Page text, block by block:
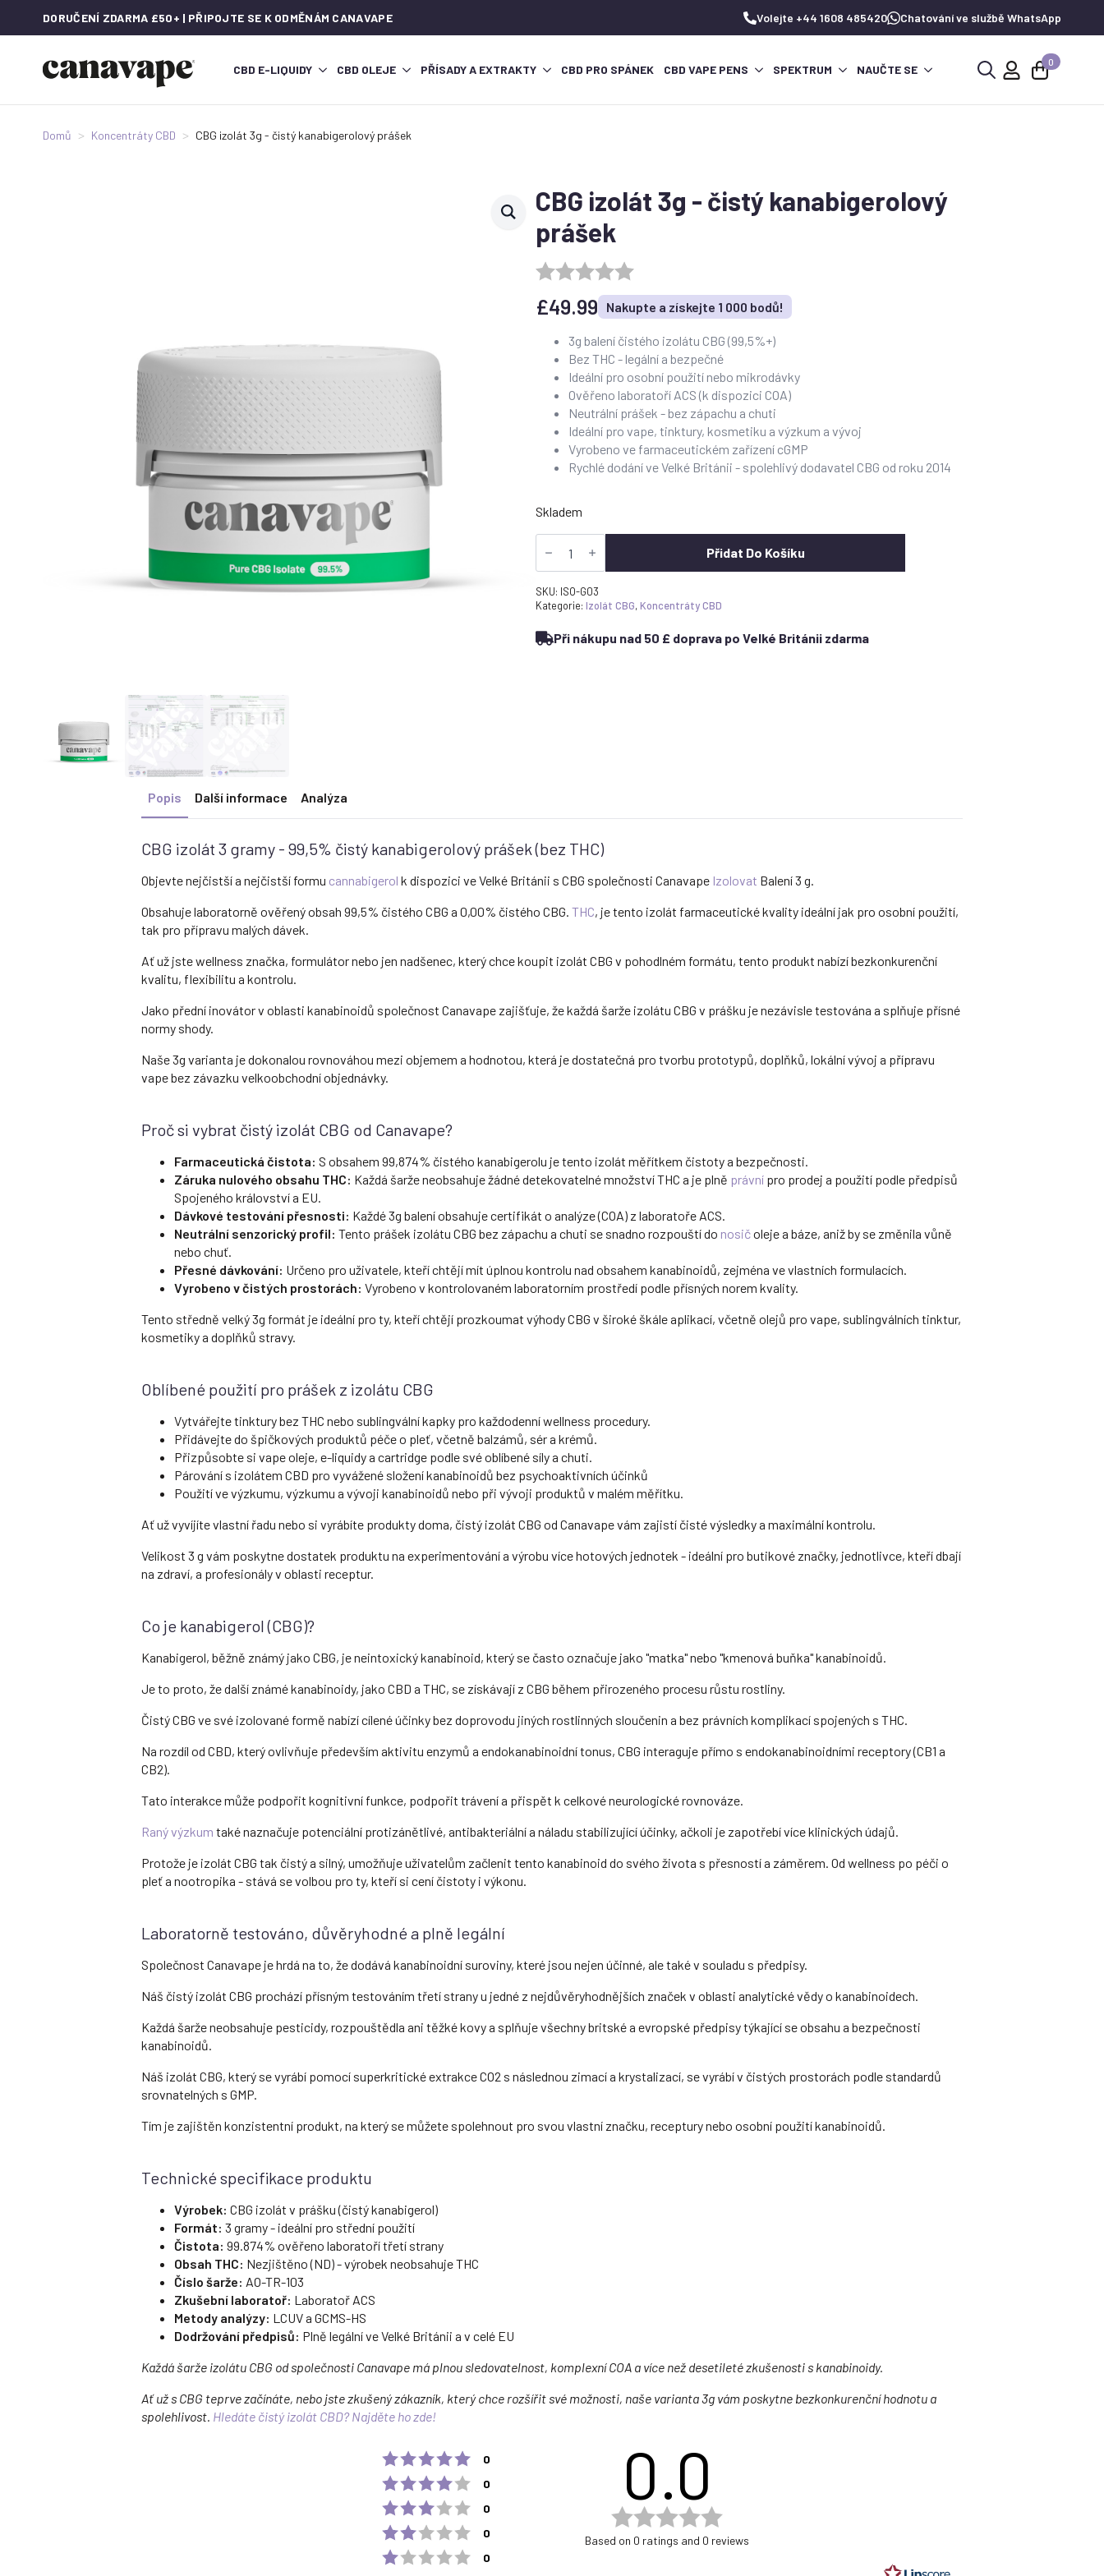
DORUČENÍ ZDARMA £50+ | PŘIPOJTE SE K ODMĚNÁM CANAVAPE Volejte +44 1608 485420 Chatování ve službě WhatsApp
CBD E-LIQUIDY CBD OLEJE PŘÍSADY A EXTRAKTY CBD PRO SPÁNEK CBD VAPE PENS SPEKTRUM NAUČTE SE
0
Domů Koncentráty CBD CBG izolát 3g - čistý kanabigerolový prášek
CBG izolát 3g - čistý kanabigerolový
prášek
£49.99 Nakupte a získejte 1 000 bodů!
3g balení čistého izolátu CBG (99,5%+)
Bez THC - legální a bezpečné
Ideální pro osobní použití nebo mikrodávky
Ověřeno laboratoří ACS (k dispozici COA)
Neutrální prášek - bez zápachu a chuti
Ideální pro vape, tinktury, kosmetiku a výzkum a vývoj
Vyrobeno ve farmaceutickém zařízení cGMP
Rychlé dodání ve Velké Británii - spolehlivý dodavatel CBG od roku 2014
Skladem
CBG
Isolate
Čistý
kanabigerolový
množství
Přidat Do Košíku
SKU: ISO-G03
Kategorie: Izolát CBG,Koncentráty CBD
Při nákupu nad 50 £ doprava po Velké Británii zdarma
Popis Další informace Analýza
CBG izolát 3 gramy - 99,5% čistý kanabigerolový prášek (bez THC)
Objevte nejčistší a nejčistší formu cannabigerol k dispozici ve Velké Británii s CBG společnosti Canavape Izolovat Balení 3 g.
Obsahuje laboratorně ověřený obsah 99,5% čistého CBG a 0,00% čistého CBG. THC, je tento izolát farmaceutické kvality ideální jak pro osobní použití,
tak pro přípravu malých dávek.
Ať už jste wellness značka, formulátor nebo jen nadšenec, který chce koupit izolát CBG v pohodlném formátu, tento produkt nabízí bezkonkurenční
kvalitu, flexibilitu a kontrolu.
Jako přední inovátor v oblasti kanabinoidů společnost Canavape zajišťuje, že každá šarže izolátu CBG v prášku je nezávisle testována a splňuje přísné
normy shody.
Naše 3g varianta je dokonalou rovnováhou mezi objemem a hodnotou, která je dostatečná pro tvorbu prototypů, doplňků, lokální vývoj a přípravu
vape bez závazku velkoobchodní objednávky.
Proč si vybrat čistý izolát CBG od Canavape?
Farmaceutická čistota: S obsahem 99,874% čistého kanabigerolu je tento izolát měřítkem čistoty a bezpečnosti.
Záruka nulového obsahu THC: Každá šarže neobsahuje žádné detekovatelné množství THC a je plně právní pro prodej a použití podle předpisů
Spojeného království a EU.
Dávkové testování přesnosti: Každé 3g balení obsahuje certifikát o analýze (COA) z laboratoře ACS.
Neutrální senzorický profil: Tento prášek izolátu CBG bez zápachu a chuti se snadno rozpouští do nosičoleje a báze, aniž by se změnila vůně
nebo chuť.
Přesné dávkování: Určeno pro uživatele, kteří chtějí mít úplnou kontrolu nad obsahem kanabinoidů, zejména ve vlastních formulacích.
Vyrobeno v čistých prostorách: Vyrobeno v kontrolovaném laboratorním prostředí podle přísných norem kvality.
Tento středně velký 3g formát je ideální pro ty, kteří chtějí prozkoumat výhody CBG v široké škále aplikací, včetně olejů pro vape, sublingválních tinktur,
kosmetiky a doplňků stravy.
Oblíbené použití pro prášek z izolátu CBG
Vytvářejte tinktury bez THC nebo sublingvální kapky pro každodenní wellness procedury.
Přidávejte do špičkových produktů péče o pleť, včetně balzámů, sér a krémů.
Přizpůsobte si vape oleje, e-liquidy a cartridge podle své oblíbené síly a chuti.
Párování s izolátem CBD pro vyvážené složení kanabinoidů bez psychoaktivních účinků
Použití ve výzkumu, výzkumu a vývoji kanabinoidů nebo při vývoji produktů v malém měřítku.
Ať už vyvíjíte vlastní řadu nebo si vyrábíte produkty doma, čistý izolát CBG od Canavape vám zajistí čisté výsledky a maximální kontrolu.
Velikost 3 g vám poskytne dostatek produktu na experimentování a výrobu více hotových jednotek - ideální pro butikové značky, jednotlivce, kteří dbají
na zdraví, a profesionály v oblasti receptur.
Co je kanabigerol (CBG)?
Kanabigerol, běžně známý jako CBG, je neintoxický kanabinoid, který se často označuje jako "matka" nebo "kmenová buňka" kanabinoidů.
Je to proto, že další známé kanabinoidy, jako CBD a THC, se získávají z CBG během přirozeného procesu růstu rostliny.
Čistý CBG ve své izolované formě nabízí cílené účinky bez doprovodu jiných rostlinných sloučenin a bez právních komplikací spojených s THC.
Na rozdíl od CBD, který ovlivňuje především aktivitu enzymů a endokanabinoidní tonus, CBG interaguje přímo s endokanabinoidními receptory (CB1 a
CB2).
Tato interakce může podpořit kognitivní funkce, podpořit trávení a přispět k celkové neurologické rovnováze.
Raný výzkum také naznačuje potenciální protizánětlivé, antibakteriální a náladu stabilizující účinky, ačkoli je zapotřebí více klinických údajů.
Protože je izolát CBG tak čistý a silný, umožňuje uživatelům začlenit tento kanabinoid do svého života s přesností a záměrem. Od wellness po péči o
pleť a nootropika - stává se volbou pro ty, kteří si cení čistoty i výkonu.
Laboratorně testováno, důvěryhodné a plně legální
Společnost Canavape je hrdá na to, že dodává kanabinoidní suroviny, které jsou nejen účinné, ale také v souladu s předpisy.
Náš čistý izolát CBG prochází přísným testováním třetí strany u jedné z nejdůvěryhodnějších značek v oblasti analytické vědy o kanabinoidech.
Každá šarže neobsahuje pesticidy, rozpouštědla ani těžké kovy a splňuje všechny britské a evropské předpisy týkající se obsahu a bezpečnosti
kanabinoidů.
Náš izolát CBG, který se vyrábí pomocí superkritické extrakce CO2 s následnou zimací a krystalizací, se vyrábí v čistých prostorách podle standardů
srovnatelných s GMP.
Tím je zajištěn konzistentní produkt, na který se můžete spolehnout pro svou vlastní značku, receptury nebo osobní použití kanabinoidů.
Technické specifikace produktu
Výrobek: CBG izolát v prášku (čistý kanabigerol)
Formát: 3 gramy - ideální pro střední použití
Čistota: 99.874% ověřeno laboratoří třetí strany
Obsah THC: Nezjištěno (ND) - výrobek neobsahuje THC
Číslo šarže: AO-TR-103
Zkušební laboratoř: Laboratoř ACS
Metody analýzy: LCUV a GCMS-HS
Dodržování předpisů: Plně legální ve Velké Británii a v celé EU
Každá šarže izolátu CBG od společnosti Canavape má plnou sledovatelnost, komplexní COA a více než desetileté zkušenosti s kanabinoidy.
Ať už s CBG teprve začínáte, nebo jste zkušený zákazník, který chce rozšířit své možnosti, naše varianta 3g vám poskytne bezkonkurenční hodnotu a
spolehlivost. Hledáte čistý izolát CBD? Najděte ho zde!
Rating 5 out of 5 stars
0
Rating 4 out of 5 stars
0
Rating 3 out of 5 stars
0
Rating 2 out of 5 stars
0
Rating 1 out of 5 stars
0
0.0
0.0
Based on 0 ratings and 0 reviews